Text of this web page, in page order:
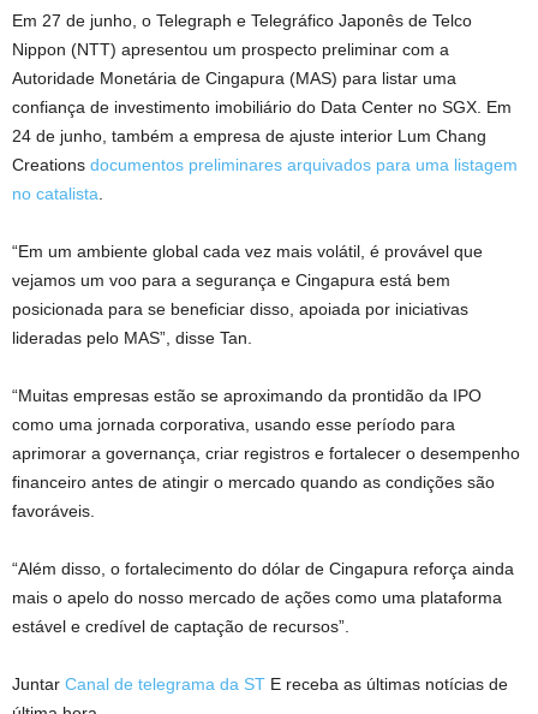
Em 27 de junho, o Telegraph e Telegráfico Japonês de Telco
Nippon (NTT) apresentou um prospecto preliminar com a
Autoridade Monetária de Cingapura (MAS) para listar uma
confiança de investimento imobiliário do Data Center no SGX. Em
24 de junho, também a empresa de ajuste interior Lum Chang
Creations documentos preliminares arquivados para uma listagem
no catalista
“Em um ambiente global cada vez mais volátil, é provável que
vejamos um voo para a segurança e Cingapura está bem
posicionada para se beneficiar disso, apoiada por iniciativas
lideradas pelo MAS”, disse Tan.
“Muitas empresas estão se aproximando da prontidão da IPO
como uma jornada corporativa, usando esse período para
aprimorar a governança, criar registros e fortalecer o desempenho
financeiro antes de atingir o mercado quando as condições são
favoráveis.
“Além disso, o fortalecimento do dólar de Cingapura reforça ainda
mais o apelo do nosso mercado de ações como uma plataforma
estável e credível de captação de recursos”.
Juntar Canal de telegrama da ST E receba as últimas notícias de